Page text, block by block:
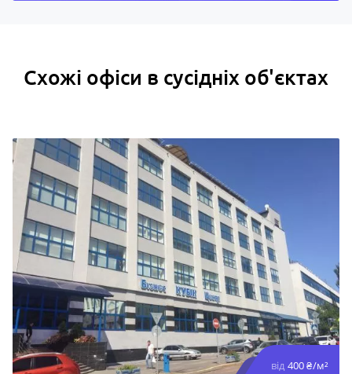
Схожі офіси в сусідніх об'єктах
від 400 ₴/м²